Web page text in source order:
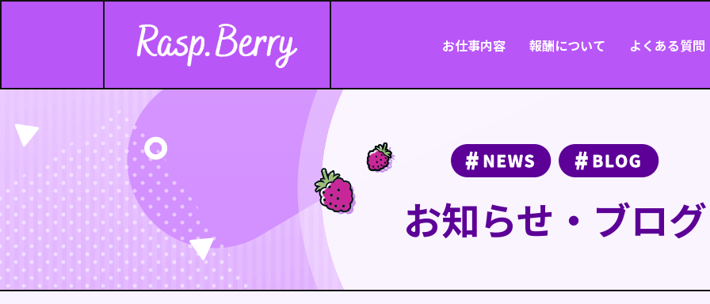
お仕事内容 報酬について よくある質問
お知らせ・ブログ